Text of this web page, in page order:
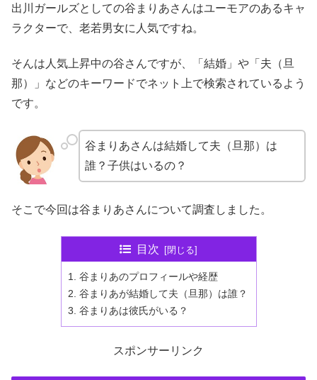
出川ガールズとしての谷まりあさんはユーモアのあるキャ
ラクターで、老若男女に人気ですね。
そんは人気上昇中の谷さんですが、「結婚」や「夫（旦
那）」などのキーワードでネット上で検索されているよう
です。
谷まりあさんは結婚して夫（旦那）は
誰？子供はいるの？
そこで今回は谷まりあさんについて調査しました。
目次
谷まりあのプロフィールや経歴
谷まりあが結婚して夫（旦那）は誰？
谷まりあは彼氏がいる？
スポンサーリンク